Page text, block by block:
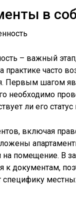
в
– важный
часто
Первым шагом
необходимо
ли его
включая
помещение. В
документам,